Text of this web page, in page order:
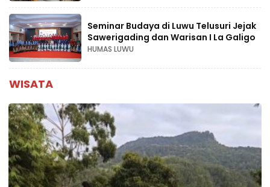
Seminar Budaya di Luwu Telusuri Jejak
Sawerigading dan Warisan I La Galigo
HUMAS LUWU
WISATA